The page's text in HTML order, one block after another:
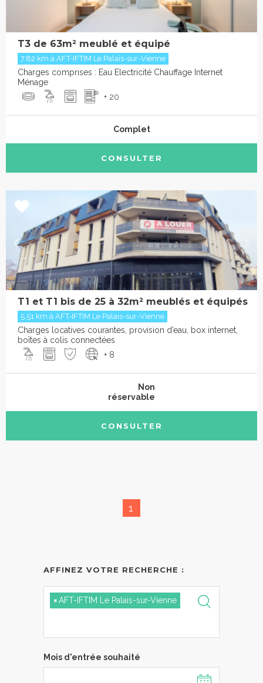
T3 de 63m² meublé et équipé
7.82 km à AFT-IFTIM Le Palais-sur-Vienne
Charges comprises : Eau Electricité Chauffage Internet
Ménage
+ 20
Complet
CONSULTER
T1 et T1 bis de 25 à 32m² meublés et équipés
5.51 km à AFT-IFTIM Le Palais-sur-Vienne
Charges locatives courantes, provision d’eau, box internet,
boîtes à colis connectées
+ 8
Non
réservable
CONSULTER
1
AFFINEZ VOTRE RECHERCHE :
×AFT-IFTIM Le Palais-sur-Vienne
Mois d'entrée souhaité